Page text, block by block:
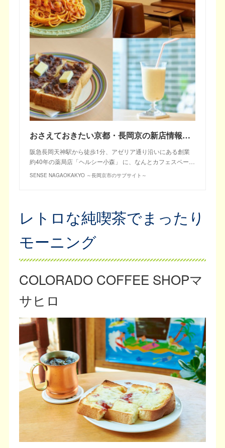
おさえておきたい京都・長岡京の新店情報！ 地元薬局店のカフェ「CAFE BAMBOU」
阪急長岡天神駅から徒歩1分、アゼリア通り沿いにある創業
約40年の薬局店「ヘルシー小森」 に、なんとカフェスペー…
SENSE NAGAOKAKYO ～長岡京市のサブサイト～
レトロな純喫茶でまったり
モーニング
COLORADO COFFEE SHOPマ
サヒロ